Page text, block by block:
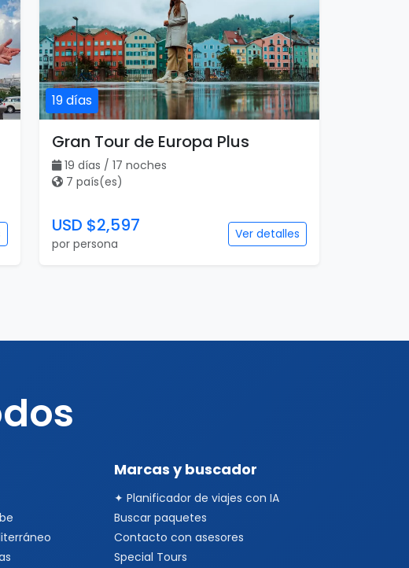
19 días
Gran Tour de Europa Plus
19 días / 17 noches
7 país(es)
USD $2,597
por persona
Ver detalles
Marcas y buscador
✦ Planificador de viajes con IA
Buscar paquetes
Contacto con asesores
Special Tours